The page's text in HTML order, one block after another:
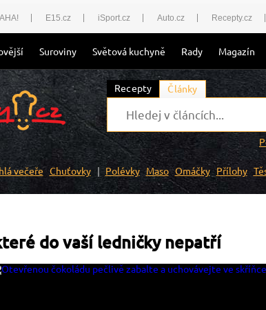
AHA! E15.cz iSport.cz Auto.cz Recepty.cz
Suroviny Světová kuchyně Rady Magazín
Recepty Články
večeře Chuťovky Polévky Maso Omáčky Přílohy
do vaší ledničky nepatří